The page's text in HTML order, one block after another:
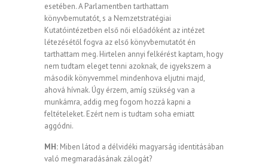
esetében. A Parlamentben tarthattam
könyvbemutatót, s a Nemzetstratégiai
Kutatóintézetben első női előadóként az intézet
létezésétől fogva az első könyvbemutatót én
tarthattam meg. Hirtelen annyi felkérést kaptam, hogy
nem tudtam eleget tenni azoknak, de igyekszem a
második könyvemmel mindenhova eljutni majd,
ahová hívnak. Úgy érzem, amíg szükség van a
munkámra, addig meg fogom hozzá kapni a
feltételeket. Ezért nem is tudtam soha emiatt
aggódni.
MH: Miben látod a délvidéki magyarság identitásában
való megmaradásának zálogát?